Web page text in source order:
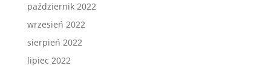
październik 2022
wrzesień 2022
sierpień 2022
lipiec 2022